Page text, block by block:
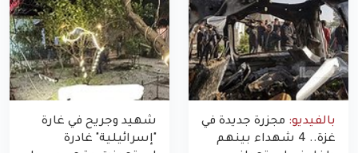
بالفيديو: مجزرة جديدة في
غزة.. 4 شهداء بينهم
شهيد وجريح في غارة
"إسرائيلية" غادرة